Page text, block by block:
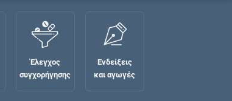
Έλεγχος
συγχορήγησης
Ενδείξεις
και αγωγές